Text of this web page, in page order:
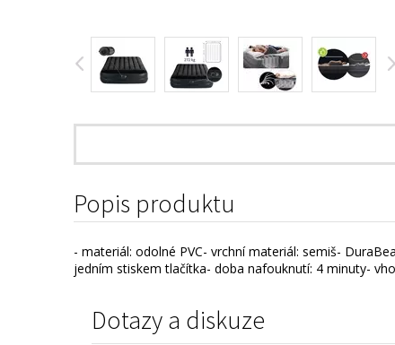
Popis produktu
- materiál: odolné PVC- vrchní materiál: semiš-
jedním stiskem tlačítka- doba nafouknutí: 4 minuty-
Dotazy a diskuze